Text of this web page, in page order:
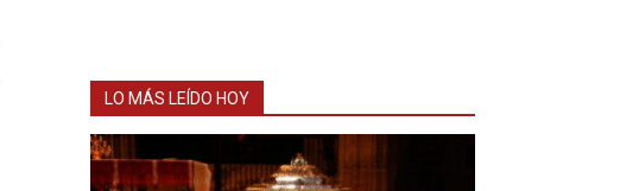
LO MÁS LEÍDO HOY